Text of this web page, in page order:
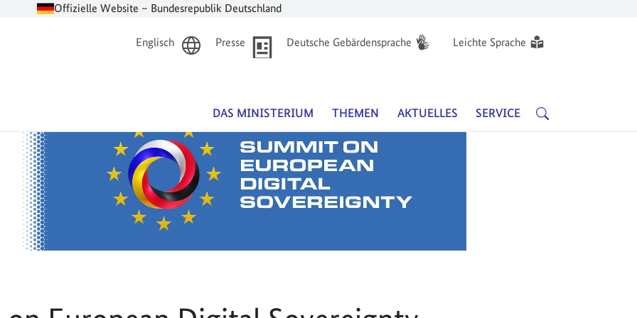
Offizielle Website – Bundesrepublik Deutschland
Englisch Presse Deutsche Gebärdensprache Leichte Sprache
DAS MINISTERIUM THEMEN AKTUELLES SERVICE SUCHE